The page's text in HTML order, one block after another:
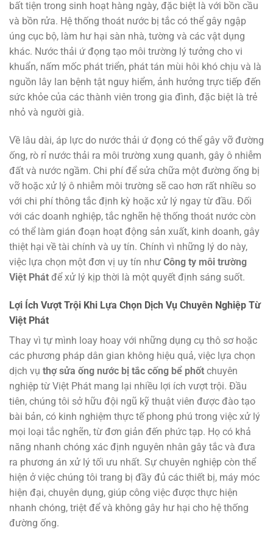
bất tiện trong sinh hoạt hàng ngày, đặc biệt là với bồn cầu
và bồn rửa. Hệ thống thoát nước bị tắc có thể gây ngập
úng cục bộ, làm hư hại sàn nhà, tường và các vật dụng
khác. Nước thải ứ đọng tạo môi trường lý tưởng cho vi
khuẩn, nấm mốc phát triển, phát tán mùi hôi khó chịu và là
nguồn lây lan bệnh tật nguy hiểm, ảnh hưởng trực tiếp đến
sức khỏe của các thành viên trong gia đình, đặc biệt là trẻ
nhỏ và người già.
Về lâu dài, áp lực do nước thải ứ đọng có thể gây vỡ đường
ống, rò rỉ nước thải ra môi trường xung quanh, gây ô nhiễm
đất và nước ngầm. Chi phí để sửa chữa một đường ống bị
vỡ hoặc xử lý ô nhiễm môi trường sẽ cao hơn rất nhiều so
với chi phí thông tắc định kỳ hoặc xử lý ngay từ đầu. Đối
với các doanh nghiệp, tắc nghẽn hệ thống thoát nước còn
có thể làm gián đoạn hoạt động sản xuất, kinh doanh, gây
thiệt hại về tài chính và uy tín. Chính vì những lý do này,
việc lựa chọn một đơn vị uy tín như Công ty môi trường
Việt Phát để xử lý kịp thời là một quyết định sáng suốt.
Lợi Ích Vượt Trội Khi Lựa Chọn Dịch Vụ Chuyên Nghiệp Từ
Việt Phát
Thay vì tự mình loay hoay với những dụng cụ thô sơ hoặc
các phương pháp dân gian không hiệu quả, việc lựa chọn
dịch vụ thợ sửa ống nước bị tắc cống bể phốt chuyên
nghiệp từ Việt Phát mang lại nhiều lợi ích vượt trội. Đầu
tiên, chúng tôi sở hữu đội ngũ kỹ thuật viên được đào tạo
bài bản, có kinh nghiệm thực tế phong phú trong việc xử lý
mọi loại tắc nghẽn, từ đơn giản đến phức tạp. Họ có khả
năng nhanh chóng xác định nguyên nhân gây tắc và đưa
ra phương án xử lý tối ưu nhất. Sự chuyên nghiệp còn thể
hiện ở việc chúng tôi trang bị đầy đủ các thiết bị, máy móc
hiện đại, chuyên dụng, giúp công việc được thực hiện
nhanh chóng, triệt để và không gây hư hại cho hệ thống
đường ống.